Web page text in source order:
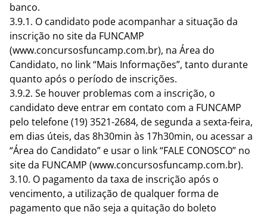
banco.
3.9.1. O candidato pode acompanhar a situação da
inscrição no site da FUNCAMP
(www.concursosfuncamp.com.br), na Área do
Candidato, no link “Mais Informações”, tanto durante
quanto após o período de inscrições.
3.9.2. Se houver problemas com a inscrição, o
candidato deve entrar em contato com a FUNCAMP
pelo telefone (19) 3521-2684, de segunda a sexta-feira,
em dias úteis, das 8h30min às 17h30min, ou acessar a
“Área do Candidato” e usar o link “FALE CONOSCO” no
site da FUNCAMP (www.concursosfuncamp.com.br).
3.10. O pagamento da taxa de inscrição após o
vencimento, a utilização de qualquer forma de
pagamento que não seja a quitação do boleto